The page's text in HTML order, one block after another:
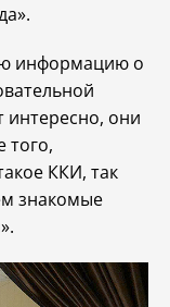
информацию о
интересно, они
того,
ККИ, так
знакомые